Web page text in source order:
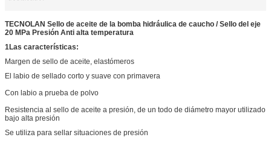
TECNOLAN Sello de aceite de la bomba hidráulica de caucho / Sello del eje
20 MPa Presión Anti alta temperatura
1Las características:
Margen de sello de aceite, elastómeros
El labio de sellado corto y suave con primavera
Con labio a prueba de polvo
Resistencia al sello de aceite a presión, de un todo de diámetro mayor utilizado
bajo alta presión
Se utiliza para sellar situaciones de presión